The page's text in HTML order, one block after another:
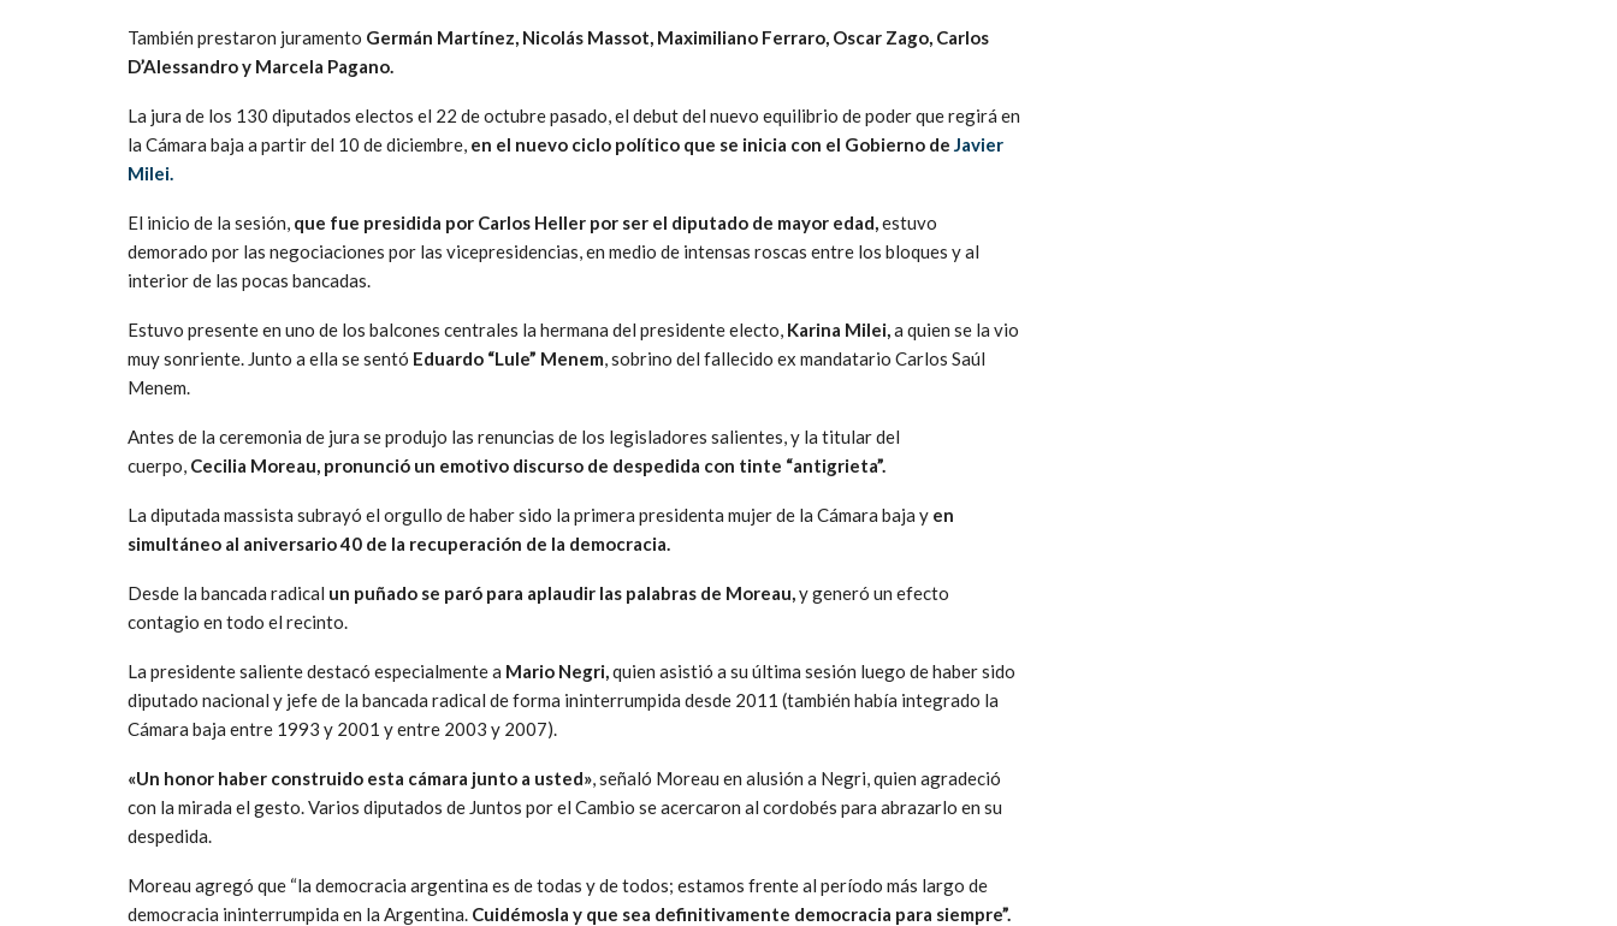
También prestaron juramento Germán Martínez, Nicolás Massot, Maximiliano Ferraro, Oscar Zago, Carlos
D’Alessandro y Marcela Pagano.
La jura de los 130 diputados electos el 22 de octubre pasado, el debut del nuevo equilibrio de poder que regirá en
la Cámara baja a partir del 10 de diciembre, en el nuevo ciclo político que se inicia con el Gobierno de Javier
Milei.
El inicio de la sesión, que fue presidida por Carlos Heller por ser el diputado de mayor edad,estuvo
demorado por las negociaciones por las vicepresidencias, en medio de intensas roscas entre los bloques y al
interior de las pocas bancadas.
Estuvo presente en uno de los balcones centrales la hermana del presidente electo, Karina Milei,a quien se la vio
muy sonriente. Junto a ella se sentó Eduardo “Lule” Menem, sobrino del fallecido ex mandatario Carlos Saúl
Menem.
Antes de la ceremonia de jura se produjo las renuncias de los legisladores salientes, y la titular del
cuerpo, Cecilia Moreau, pronunció un emotivo discurso de despedida con tinte “antigrieta”.
La diputada massista subrayó el orgullo de haber sido la primera presidenta mujer de la Cámara baja y en
simultáneo al aniversario 40 de la recuperación de la democracia.
Desde la bancada radical un puñado se paró para aplaudir las palabras de Moreau,y generó un efecto
contagio en todo el recinto.
La presidente saliente destacó especialmente a Mario Negri,quien asistió a su última sesión luego de haber sido
diputado nacional y jefe de la bancada radical de forma ininterrumpida desde 2011 (también había integrado la
Cámara baja entre 1993 y 2001 y entre 2003 y 2007).
«Un honor haber construido esta cámara junto a usted», señaló Moreau en alusión a Negri, quien agradeció
con la mirada el gesto. Varios diputados de Juntos por el Cambio se acercaron al cordobés para abrazarlo en su
despedida.
Moreau agregó que “la democracia argentina es de todas y de todos; estamos frente al período más largo de
democracia ininterrumpida en la Argentina. Cuidémosla y que sea definitivamente democracia para siempre”.